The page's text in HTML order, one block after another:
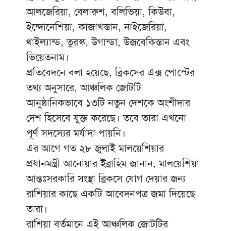
আলজেরিয়া, বেলারুশ, বলিভিয়া, কিউবা,
ইন্দোনেশিয়া, কাজাখস্তান, নাইজেরিয়া,
থাইল্যান্ড, তুরস্ক, উগান্ডা, উজবেকিস্তান এবং
ভিয়েতনাম।
প্রতিবেদনে বলা হয়েছে, ব্রিকসের এক্স পোস্টের
তথ্য অনুসারে, আঞ্চলিক জোটটি
আনুষ্ঠানিকভাবে ১৩টি নতুন দেশকে অংশীদার
দেশ হিসেবে যুক্ত করেছে। তবে তারা এখনো
পূর্ণ সদস্যের মর্যাদা পায়নি।
এর আগে গত ২৮ জুলাই মালয়েশিয়ার
প্রধানমন্ত্রী আনোয়ার ইব্রাহিম জানান, মালয়েশিয়া
আন্তঃসরকারি সংস্থা ব্রিকসে যোগ দেয়ার জন্য
রাশিয়ার কাছে একটি আবেদনপত্র জমা দিয়েছে
তারা।
রাশিয়া বর্তমানে এই আঞ্চলিক জোটটির